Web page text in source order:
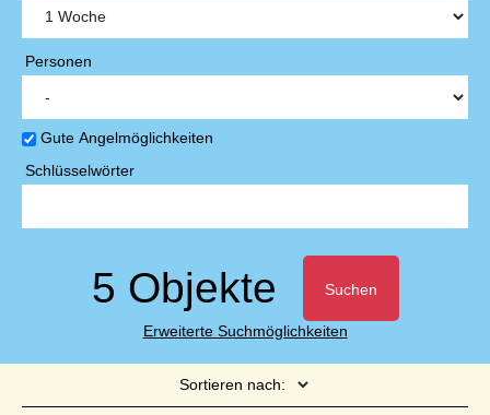
Personen
Gute Angelmöglichkeiten
Schlüsselwörter
5 Objekte Suchen
Erweiterte Suchmöglichkeiten
Sortieren nach: